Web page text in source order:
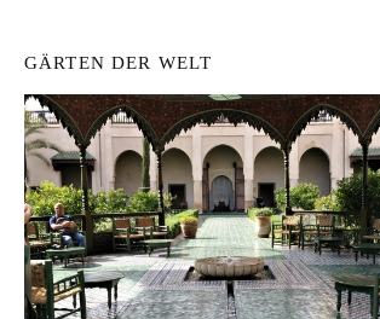
GÄRTEN DER WELT